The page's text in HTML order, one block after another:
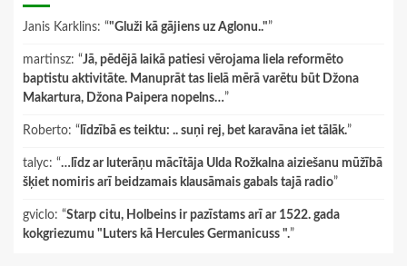
Janis Karklins: “"Gluži kā gājiens uz Aglonu.."”
martinsz: “Jā, pēdējā laikā patiesi vērojama liela reformēto
baptistu aktivitāte. Manuprāt tas lielā mērā varētu būt Džona
Makartura, Džona Paipera nopelns…”
Roberto: “ līdzībā es teiktu: .. suņi rej, bet karavāna iet tālāk.”
talyc: “…līdz ar luterāņu mācītāja Ulda Rožkalna aiziešanu mūžībā
šķiet nomiris arī beidzamais klausāmais gabals tajā radio”
gviclo: “Starp citu, Holbeins ir pazīstams arī ar 1522. gada
kokgriezumu "Luters kā Hercules Germanicuss ".”